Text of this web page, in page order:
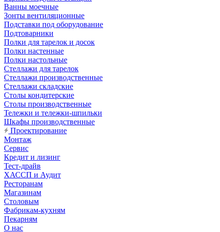
Ванны моечные
Зонты вентиляционные
Подставки под оборудование
Подтоварники
Полки для тарелок и досок
Полки настенные
Полки настольные
Стеллажи для тарелок
Стеллажи производственные
Стеллажи складские
Столы кондитерские
Столы производственные
Тележки и тележки-шпильки
Шкафы производственные
Проектирование
Монтаж
Сервис
Кредит и лизинг
Тест-драйв
ХАССП и Аудит
Ресторанам
Магазинам
Столовым
Фабрикам-кухням
Пекарням
О нас